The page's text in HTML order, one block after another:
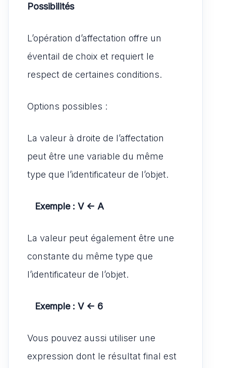
Possibilités
L’opération d’affectation offre un
éventail de choix et requiert le
respect de certaines conditions.
Options possibles :
La valeur à droite de l’affectation
peut être une variable du même
type que l’identificateur de l’objet.
Exemple : V <- A
La valeur peut également être une
constante du même type que
l’identificateur de l’objet.
Exemple : V <- 6
Vous pouvez aussi utiliser une
expression dont le résultat final est